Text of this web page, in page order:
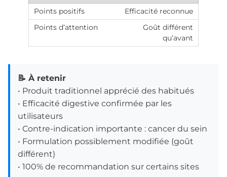
Efficacité reconnue
Goût différent
qu’avant
📝 À retenir
• Produit traditionnel apprécié des habitués
• Efficacité digestive confirmée par les
utilisateurs
• Contre-indication importante : cancer du sein
• Formulation possiblement modifiée (goût
différent)
• 100% de recommandation sur certains sites